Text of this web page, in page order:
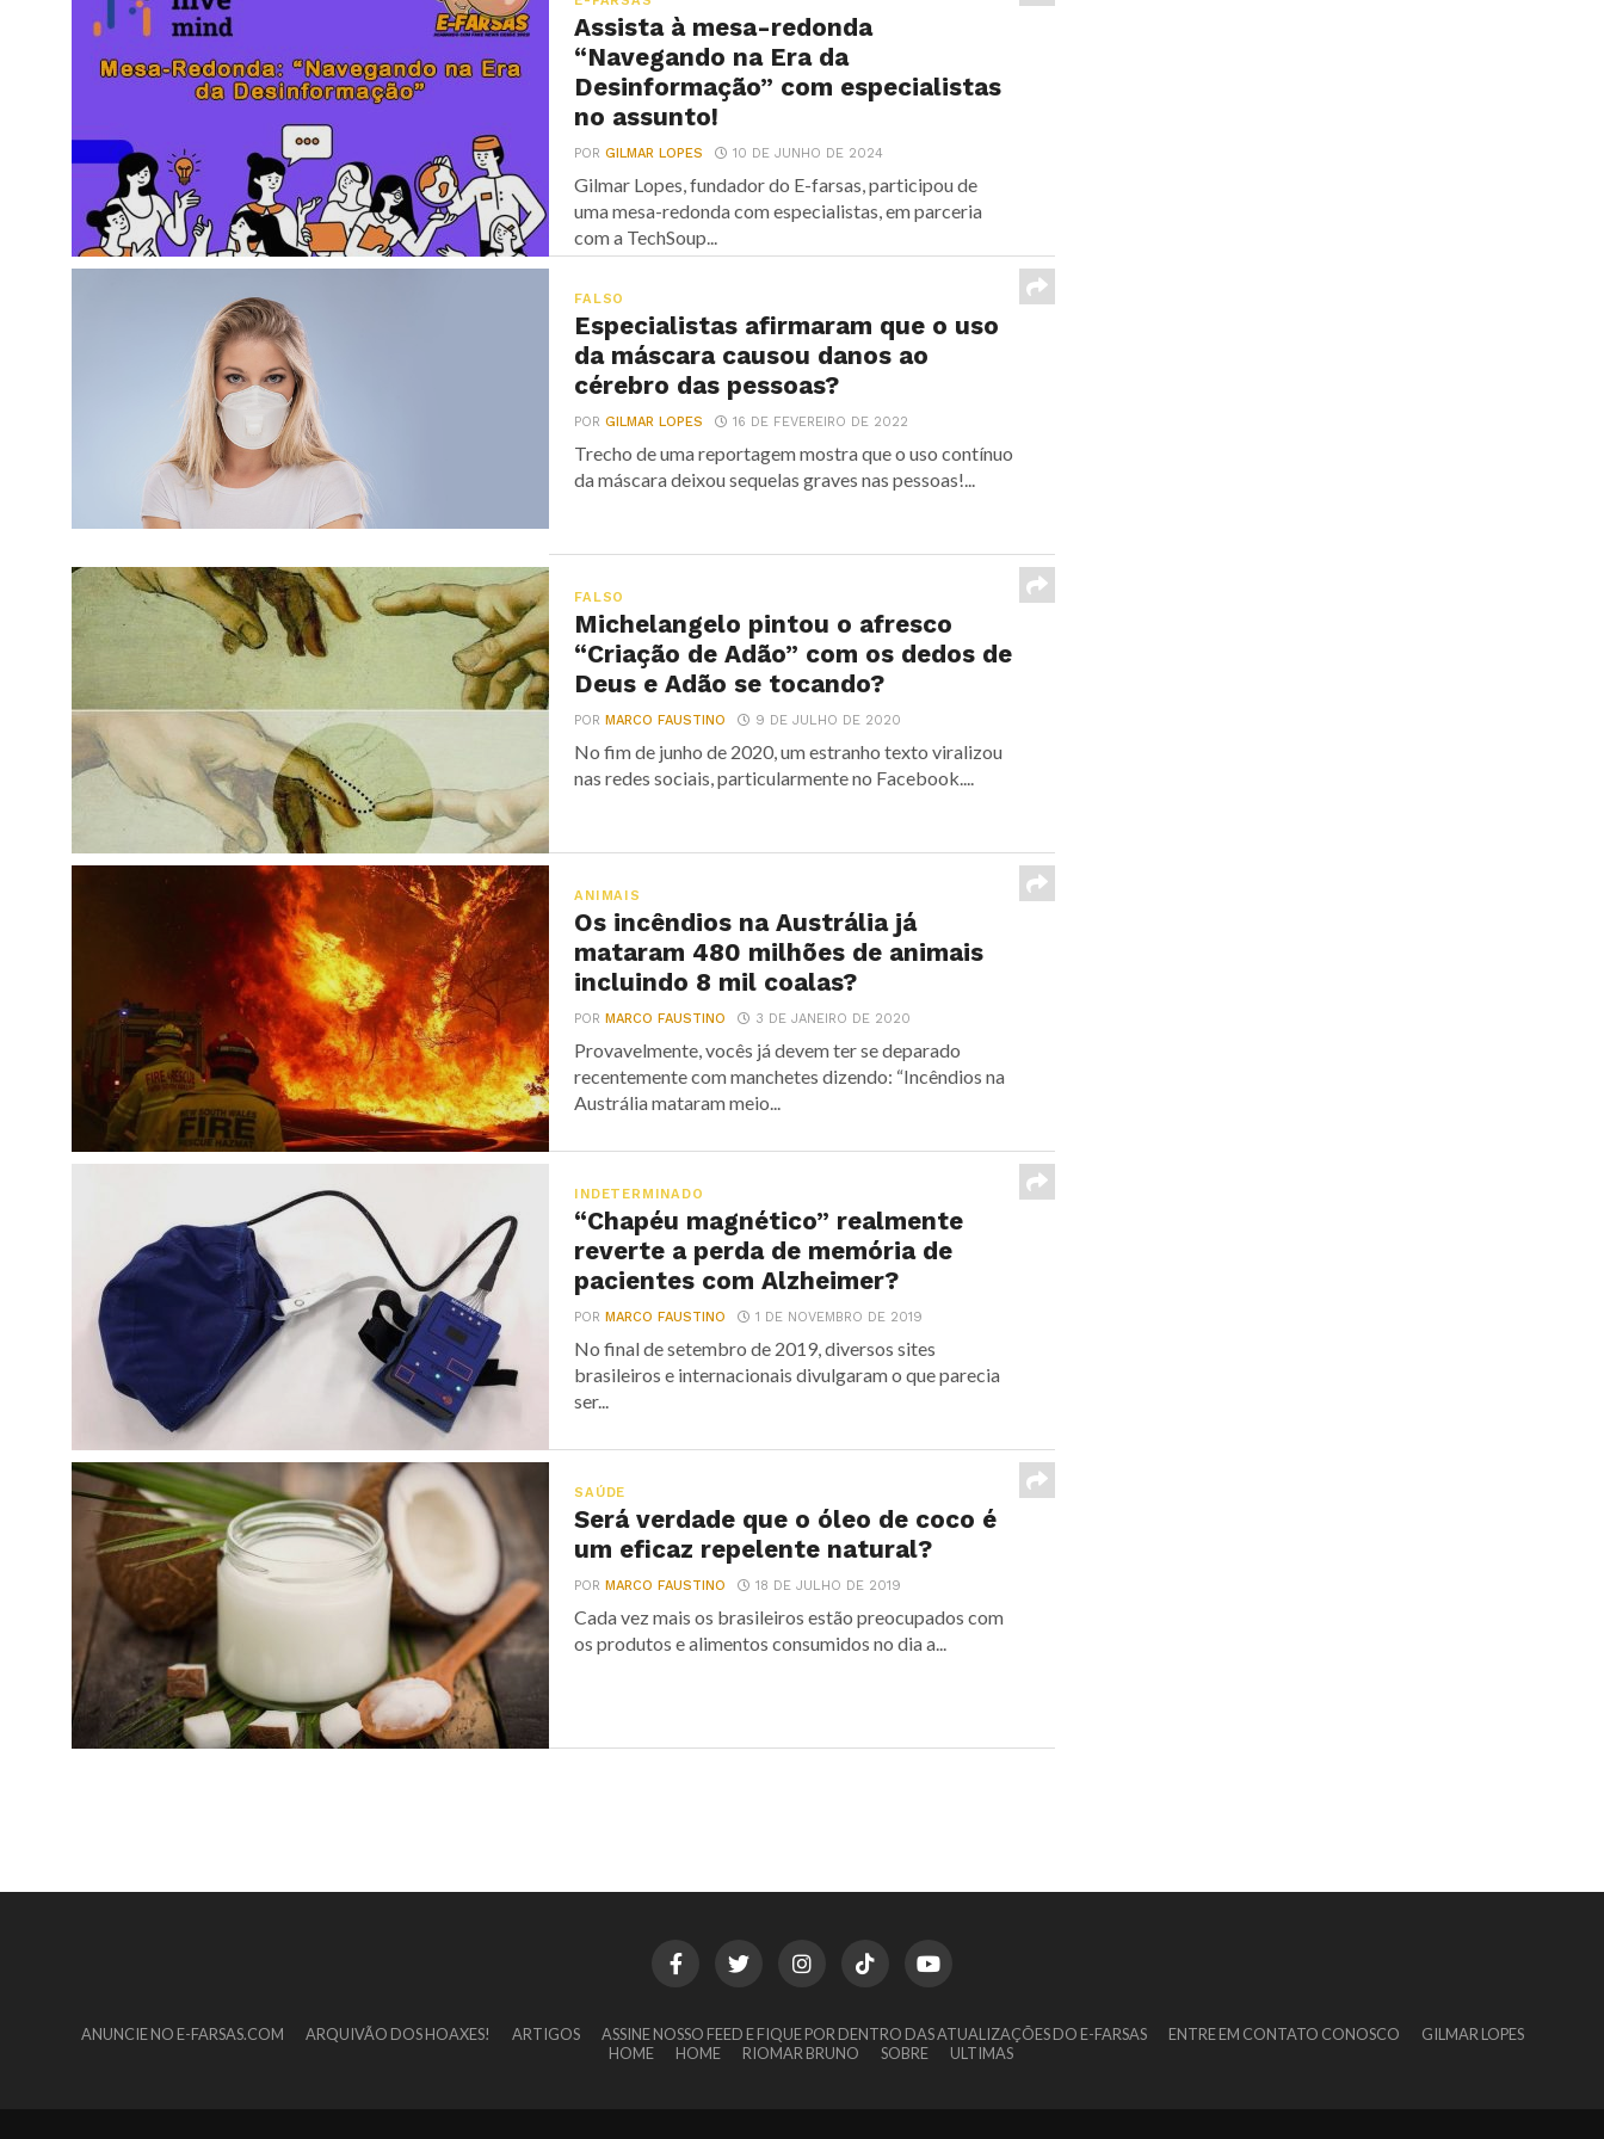
Assista à mesa-redonda
“Navegando na Era da
Desinformação” com especialistas
no assunto!
PORGILMAR LOPES 10 DE JUNHO DE 2024
Gilmar Lopes, fundador do E-farsas, participou de
uma mesa-redonda com especialistas, em parceria
com a TechSoup...
FALSO
Especialistas afirmaram que o uso
da máscara causou danos ao
cérebro das pessoas?
PORGILMAR LOPES 16 DE FEVEREIRO DE 2022
Trecho de uma reportagem mostra que o uso contínuo
da máscara deixou sequelas graves nas pessoas!...
FALSO
Michelangelo pintou o afresco
“Criação de Adão” com os dedos de
Deus e Adão se tocando?
PORMARCO FAUSTINO 9 DE JULHO DE 2020
No fim de junho de 2020, um estranho texto viralizou
nas redes sociais, particularmente no Facebook....
ANIMAIS
Os incêndios na Austrália já
mataram 480 milhões de animais
incluindo 8 mil coalas?
PORMARCO FAUSTINO 3 DE JANEIRO DE 2020
Provavelmente, vocês já devem ter se deparado
recentemente com manchetes dizendo: “Incêndios na
Austrália mataram meio...
INDETERMINADO
“Chapéu magnético” realmente
reverte a perda de memória de
pacientes com Alzheimer?
PORMARCO FAUSTINO 1 DE NOVEMBRO DE 2019
No final de setembro de 2019, diversos sites
brasileiros e internacionais divulgaram o que parecia
ser...
SAÚDE
Será verdade que o óleo de coco é
um eficaz repelente natural?
PORMARCO FAUSTINO 18 DE JULHO DE 2019
Cada vez mais os brasileiros estão preocupados com
os produtos e alimentos consumidos no dia a...
ANUNCIE NO E-FARSAS.COM ARQUIVÃO DOS HOAXES! ARTIGOS ASSINE NOSSO FEED E FIQUE POR DENTRO DAS ATUALIZAÇÕES DO E-FARSAS ENTRE EM CONTATO CONOSCO
GILMAR LOPES
HOME
HOME RIOMAR BRUNO SOBRE ULTIMAS